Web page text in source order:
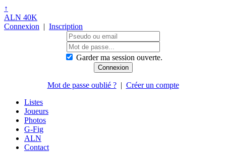
↑
ALN 40K
Connexion | Inscription
Garder ma session ouverte.
Mot de passe oublié ?| Créer un compte
Listes
Joueurs
Photos
G-Fig
ALN
Contact